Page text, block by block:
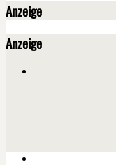
Anzeige
Anzeige